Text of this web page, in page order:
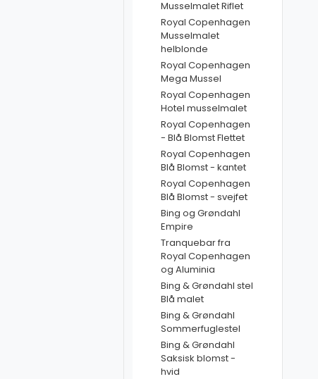
Musselmalet Riflet
Royal Copenhagen
Musselmalet
helblonde
Royal Copenhagen
Mega Mussel
Royal Copenhagen
Hotel musselmalet
Royal Copenhagen
- Blå Blomst Flettet
Royal Copenhagen
Blå Blomst - kantet
Royal Copenhagen
Blå Blomst - svejfet
Bing og Grøndahl
Empire
Tranquebar fra
Royal Copenhagen
og Aluminia
Bing & Grøndahl stel
Blå malet
Bing & Grøndahl
Sommerfuglestel
Bing & Grøndahl
Saksisk blomst -
hvid